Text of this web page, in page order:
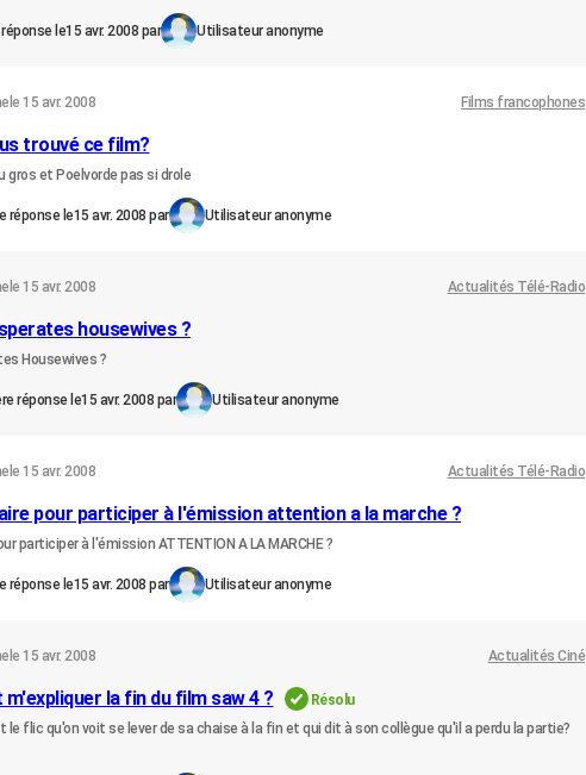
réponse le15 avr. 2008 par Utilisateur anonyme
le 15 avr. 2008 Films francophones
trouvé ce film?
gros et Poelvorde pas si drole
réponse le15 avr. 2008 par Utilisateur anonyme
le 15 avr. 2008 Actualités Télé-Radio
housewives ?
Housewives ?
réponse le15 avr. 2008 par Utilisateur anonyme
le 15 avr. 2008 Actualités Télé-Radio
pour participer à l'émission attention a la marche ?
participer à l'émission ATTENTION A LA MARCHE ?
réponse le15 avr. 2008 par Utilisateur anonyme
le 15 avr. 2008 Actualités Ciné
la fin du film saw 4 ?
Résolu
flic qu'on voit se lever de sa chaise à la fin et qui dit à son collègue qu'il a perdu la partie?